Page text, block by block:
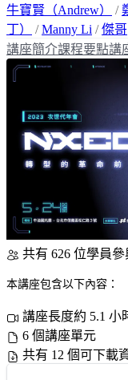
牛寶賢（Andrew） /
丁）
/Manny Li /傑哥
講座簡介課程要點講
共有 626 位學員
本講座包含以下內容：
講座長度約 5.1 小
6 個講座單元
共有 12 個可下載